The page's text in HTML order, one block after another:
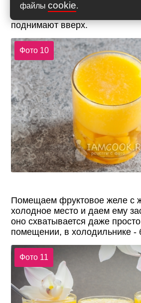
файлы cookie.
наливать в ложку верхнюю.
нового уровня жидкости ложку
поднимают вверх.
Фото 10
Помещаем фруктовое желе с
холодное место и даем ему
оно схватывается даже
помещении, в холодильнике -
Фото 11